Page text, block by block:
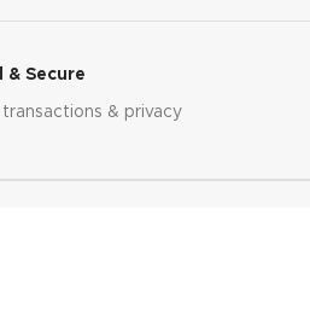
& Secure
& privacy